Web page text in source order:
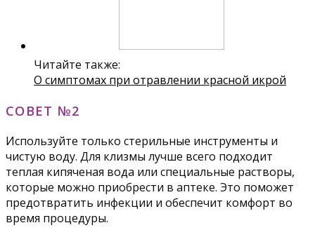
Читайте также:
О симптомах при отравлении красной икрой
СОВЕТ №2
Используйте только стерильные инструменты и
чистую воду. Для клизмы лучше всего подходит
теплая кипяченая вода или специальные растворы,
которые можно приобрести в аптеке. Это поможет
предотвратить инфекции и обеспечит комфорт во
время процедуры.